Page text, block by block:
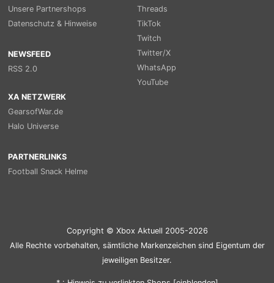
Unsere Partnershops
Datenschutz & Hinweise
NEWSFEED
RSS 2.0
Threads
TikTok
Twitch
Twitter/X
WhatsApp
YouTube
XA NETZWERK
GearsofWar.de
Halo Universe
PARTNERLINKS
Football Snack Helme
Copyright © Xbox Aktuell 2005-2026
Alle Rechte vorbehalten, sämtliche Markenzeichen sind Eigentum der
jeweiligen Besitzer.